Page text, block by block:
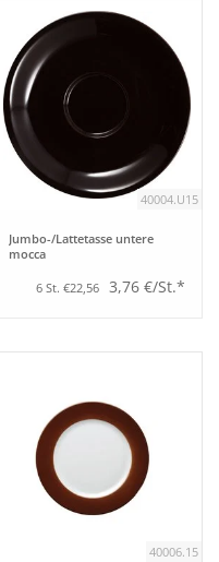
40004.U15
Jumbo-/Lattetasse untere
mocca
6 St. €22,56 3,76 €/St.*
40006.15